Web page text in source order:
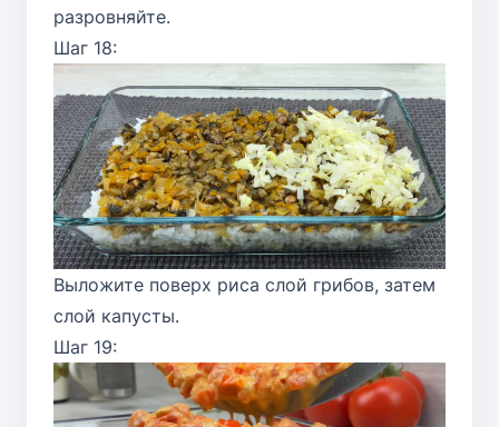
разровняйте.
Шаг 18:
Выложите поверх риса слой грибов, затем
слой капусты.
Шаг 19: